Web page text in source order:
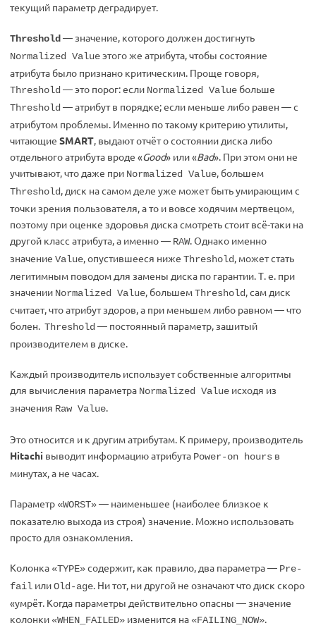
текущий параметр деградирует.
Threshold — значение, которого должен достигнуть
Normalized Valueэтого же атрибута, чтобы состояние
атрибута было признано критическим. Проще говоря,
Threshold — это порог: если Normalized Value больше
Threshold — атрибут в порядке; если меньше либо равен — с
атрибутом проблемы. Именно по такому критерию утилиты,
читающие SMART, выдают отчёт о состоянии диска либо
отдельного атрибута вроде «Good» или «Bad». При этом они не
учитывают, что даже при Normalized Value, большем
Threshold, диск на самом деле уже может быть умирающим с
точки зрения пользователя, а то и вовсе ходячим мертвецом,
поэтому при оценке здоровья диска смотреть стоит всё-таки на
другой класс атрибута, а именно — RAW. Однако именно
значение Value, опустившееся ниже Threshold, может стать
легитимным поводом для замены диска по гарантии. Т. е. при
значении Normalized Value, большемThreshold, сам диск
считает, что атрибут здоров, а при меньшем либо равном — что
болен. Threshold — постоянный параметр, зашитый
производителем в диске.
Каждый производитель использует собственные алгоритмы
для вычисления параметра Normalized Value исходя из
значения Raw Value.
Это относится и к другим атрибутам. К примеру, производитель
Hitachi выводит информацию атрибута Power-on hours в
минутах, а не часах.
Параметр «WORST»— наименьшее (наиболее близкое к
показателю выхода из строя) значение. Можно использовать
просто для ознакомления.
Колонка «TYPE»содержит, как правило, два параметра — Pre-
fail илиOld-age. Ни тот, ни другой не означают что диск скоро
«умрёт. Когда параметры действительно опасны — значение
колонки «WHEN_FAILED» изменится на «FAILING_NOW».